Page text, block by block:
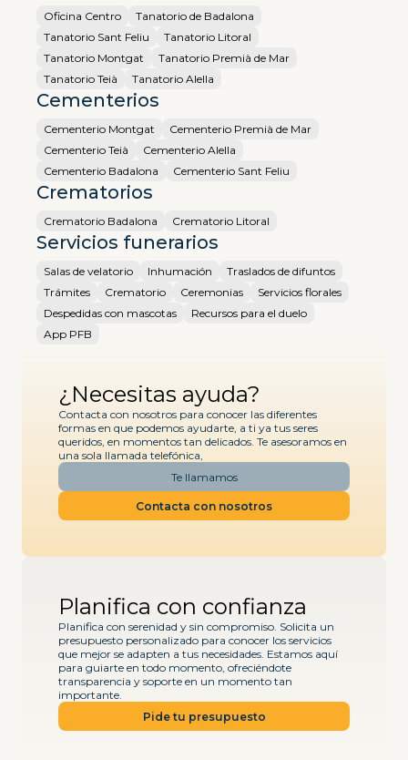
Oficina Centro
Tanatorio de Badalona
Tanatorio Sant Feliu
Tanatorio Litoral
Tanatorio Montgat
Tanatorio Premià de Mar
Tanatorio Teià
Tanatorio Alella
Cementerios
Cementerio Montgat
Cementerio Premià de Mar
Cementerio Teià
Cementerio Alella
Cementerio Badalona
Cementerio Sant Feliu
Crematorios
Crematorio Badalona Crematorio Litoral
Servicios funerarios
Salas de velatorio Inhumación
Traslados de difuntos
Trámites
Crematorio Ceremonias
Servicios florales
Despedidas con mascotas
Recursos para el duelo
App PFB
Planifica con confianza
Planifica con serenidad y sin compromiso. Solicita un
presupuesto personalizado para conocer los servicios
que mejor se adapten a tus necesidades. Estamos aquí
para guiarte en todo momento, ofreciéndote
transparencia y soporte en un momento tan
importante.
Pide tu presupuesto
¿Necesitas ayuda?
Contacta con nosotros para conocer las diferentes
formas en que podemos ayudarte, a ti ya tus seres
queridos, en momentos tan delicados. Te asesoramos en
una sola llamada telefónica,
Te llamamos
Contacta con nosotros